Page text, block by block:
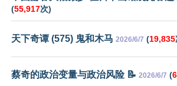
(55,917次)
天下奇谭 (575) 鬼和木马 2026/6/7 (19,835
蔡奇的政治变量与政治风险 📝 2026/6/7 (